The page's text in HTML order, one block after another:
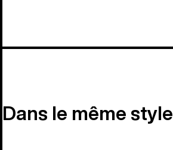
Dans le même style